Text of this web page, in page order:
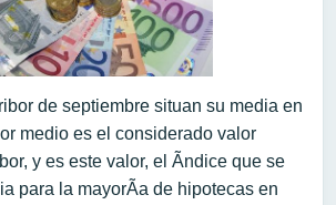
de septiembre situan su media en
medio es el considerado valor
y es este valor, el Ã­ndice que se
para la mayorÃ­a de hipotecas en